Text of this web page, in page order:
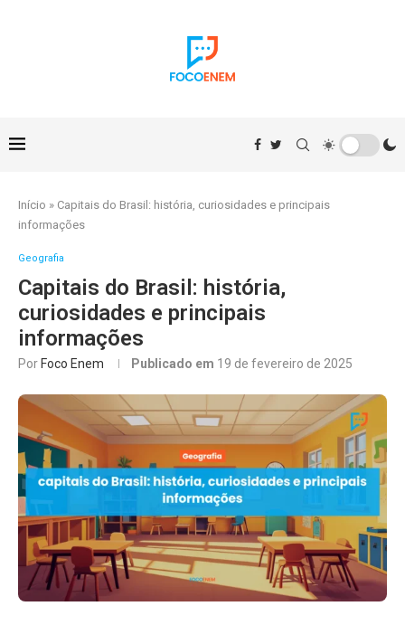
Início » Capitais do Brasil: história, curiosidades e principais
informações
Geografia
Capitais do Brasil: história,
curiosidades e principais
informações
Por Foco Enem Publicado em 19 de fevereiro de 2025